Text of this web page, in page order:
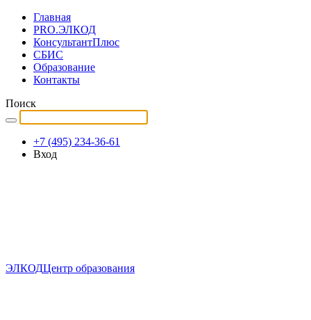
Главная
PRO.ЭЛКОД
КонсультантПлюс
СБИС
Образование
Контакты
Поиск
+7 (495) 234-36-61
Вход
ЭЛКОДЦентр образования